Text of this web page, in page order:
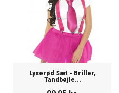
Lyserød Sæt - Briller,
Tandbøjle...